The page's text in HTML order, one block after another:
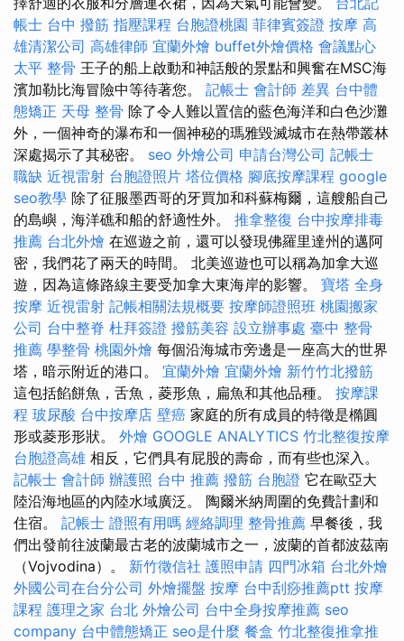
帳士 台中 撥筋 指壓課程 台胞證桃園 菲律賓簽證 按摩 高
雄清潔公司 高雄律師 宜蘭外燴 buffet外燴價格 會議點心
太平 整骨 王子的船上啟動和神話般的景點和興奮在MSC海
濱加勒比海冒險中等待著您。 記帳士 會計師 差異 台中體
態矯正 天母 整骨 除了令人難以置信的藍色海洋和白色沙灘
外，一個神奇的瀑布和一個神秘的瑪雅毀滅城市在熱帶叢林
深處揭示了其秘密。 seo 外燴公司 申請台灣公司 記帳士
職缺 近視雷射 台胞證照片 塔位價格 腳底按摩課程 google
seo教學 除了征服墨西哥的牙買加和科蘇梅爾，這艘船自己
的島嶼，海洋礁和船的舒適性外。 推拿整復 台中按摩排毒
推薦 台北外燴 在巡遊之前，還可以發現佛羅里達州的邁阿
密，我們花了兩天的時間。 北美巡遊也可以稱為加拿大巡
遊，因為這條路線主要受加拿大東海岸的影響。 寶塔 全身
按摩 近視雷射 記帳相關法規概要 按摩師證照班 桃園搬家
公司 台中整脊 杜拜簽證 撥筋美容 設立辦事處 臺中 整骨
推薦 學整骨 桃園外燴 每個沿海城市旁邊是一座高大的世界
塔，暗示附近的港口。 宜蘭外燴 宜蘭外燴 新竹竹北撥筋
這包括餡餅魚，舌魚，菱形魚，扁魚和其他品種。 按摩課
程 玻尿酸 台中按摩店 壁癌 家庭的所有成員的特徵是橢圓
形或菱形形狀。 外燴 GOOGLE ANALYTICS 竹北整復按摩
台胞證高雄 相反，它們具有屁股的壽命，而有些也深入。
記帳士 會計師 辦護照 台中 推薦 撥筋 台胞證 它在歐亞大
陸沿海地區的內陸水域廣泛。 陶爾米納周圍的免費計劃和
住宿。 記帳士 證照有用嗎 經絡調理 整骨推薦 早餐後，我
們出發前往波蘭最古老的波蘭城市之一，波蘭的首都波茲南
（Vojvodina）。 新竹徵信社 護照申請 四門冰箱 台北外燴
外國公司在台分公司 外燴擺盤 按摩 台中刮痧推薦ptt 按摩
課程 護理之家 台北 外燴公司 台中全身按摩推薦 seo
company 台中體態矯正 seo是什麼 餐盒 竹北整復推拿推